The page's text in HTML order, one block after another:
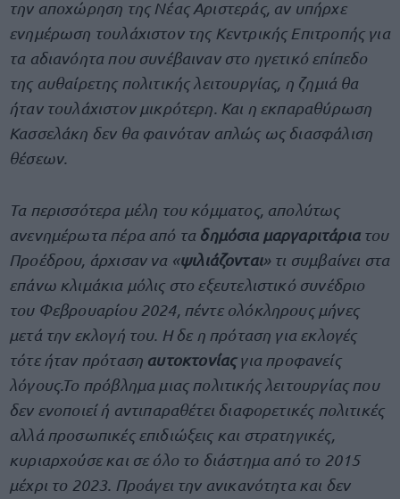
την αποχώρηση της Νέας Αριστεράς, αν υπήρχε
ενημέρωση τουλάχιστον της Κεντρικής Επιτροπής για
τα αδιανόητα που συνέβαιναν στο ηγετικό επίπεδο
της αυθαίρετης πολιτικής λειτουργίας, η ζημιά θα
ήταν τουλάχιστον μικρότερη. Και η εκπαραθύρωση
Κασσελάκη δεν θα φαινόταν απλώς ως διασφάλιση
θέσεων.
Τα περισσότερα μέλη του κόμματος, απολύτως
ανενημέρωτα πέρα από τα δημόσια μαργαριτάριατου
Προέδρου, άρχισαν να «ψιλιάζονται» τι συμβαίνει στα
επάνω κλιμάκια μόλις στο εξευτελιστικό συνέδριο
του Φεβρουαρίου 2024, πέντε ολόκληρους μήνες
μετά την εκλογή του. Η δε η πρόταση για εκλογές
τότε ήταν πρόταση αυτοκτονίαςγια προφανείς
λόγους.Το πρόβλημα μιας πολιτικής λειτουργίας που
δεν ενοποιεί ή αντιπαραθέτει διαφορετικές πολιτικές
αλλά προσωπικές επιδιώξεις και στρατηγικές,
κυριαρχούσε και σε όλο το διάστημα από το 2015
μέχρι το 2023. Προάγει την ανικανότητα και δεν